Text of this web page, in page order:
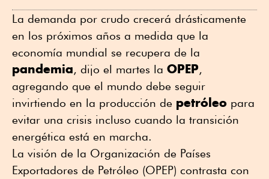
La demanda por crudo crecerá drásticamente
en los próximos años a medida que la
economía mundial se recupera de la
pandemia, dijo el martes la OPEP,
agregando que el mundo debe seguir
invirtiendo en la producción de petróleo para
evitar una crisis incluso cuando la transición
energética está en marcha.
La visión de la Organización de Países
Exportadores de Petróleo (OPEP) contrasta con